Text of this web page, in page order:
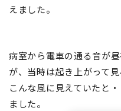
えました。
病室から電車の通る音が
が、当時は起き上がって
こんな風に見えていたと
ました。